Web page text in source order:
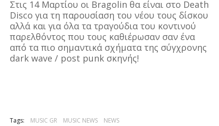
Στις 14 Μαρτίου οι Bragolin θα είναι στο Death
Disco για τη παρουσίαση του νέου τους δίσκου
αλλά και για όλα τα τραγούδια του κοντινού
παρελθόντος που τους καθιέρωσαν σαν ένα
από τα πιο σημαντικά σχήματα της σύγχρονης
dark wave / post punk σκηνής!
Tags: MUSIC GR MUSIC NEWS NEWS